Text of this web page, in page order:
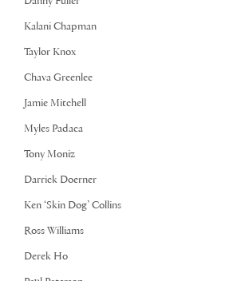
Kalani Chapman
Taylor Knox
Chava Greenlee
Jamie Mitchell
Myles Padaca
Tony Moniz
Darrick Doerner
Ken ‘Skin Dog’ Collins
Ross Williams
Derek Ho